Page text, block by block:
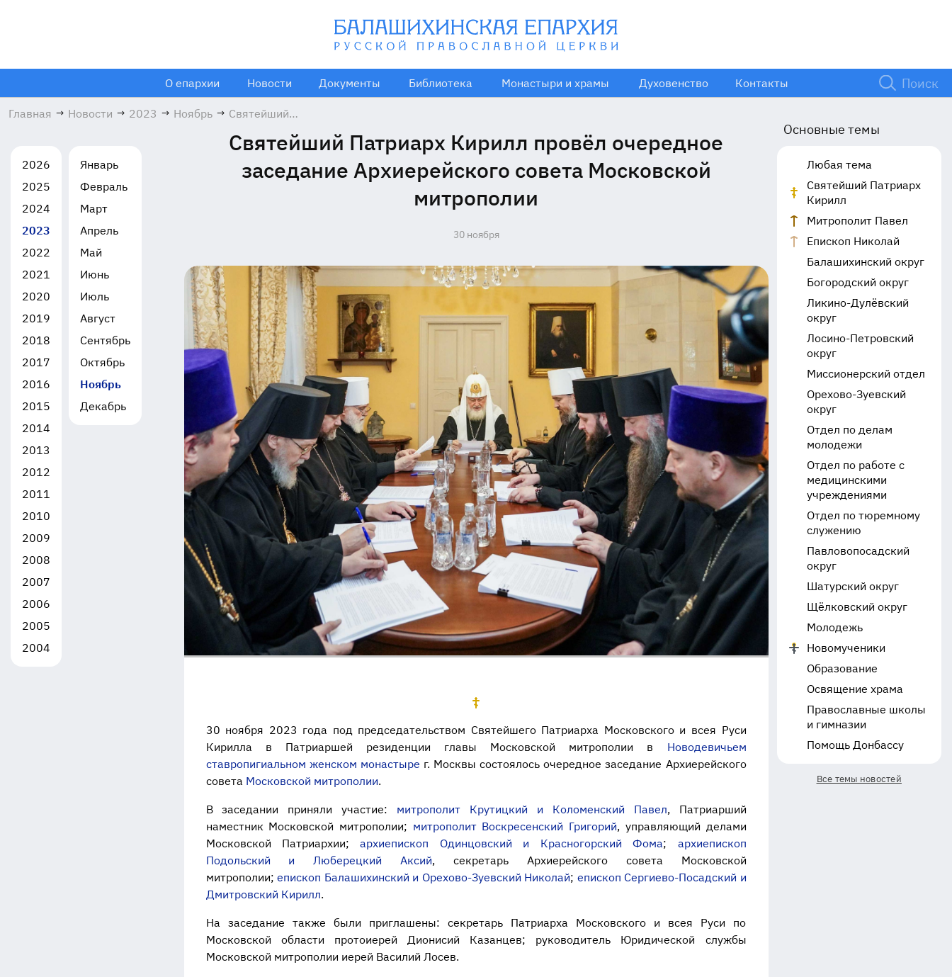
О епархии Новости Документы Библиотека Монастыри и храмы Духовенство Контакты
Главная → Новости → 2023 → Ноябрь → Святейший
провёл
заседание
2026
2025
2024
2023
2022
2021
2020
2019
2018
2017
2016
2015
2014
2013
2012
2011
2010
2009
2008
2007
2006
2005
2004
Январь
Февраль
Март
Апрель
Май
Июнь
Июль
Август
Сентябрь
Октябрь
Ноябрь
Декабрь
Святейший Патриарх Кирилл провёл очередное
заседание Архиерейского совета Московской
митрополии
30 ноября
30 ноября 2023 года под председательством Святейшего Патриарха Московского и всея Руси
Кирилла в Патриаршей резиденции главы Московской митрополии в Новодевичьем
ставропигиальном женском монастыре г. Москвы состоялось очередное заседание Архиерейского
совета Московской митрополии.
В заседании приняли участие: митрополит Крутицкий и Коломенский Павел, Патриарший
наместник Московской митрополии; митрополит Воскресенский Григорий, управляющий делами
Московской Патриархии;архиепископ Одинцовский и Красногорский Фома; архиепископ
Подольский и Люберецкий Аксий, секретарь Архиерейского совета Московской
митрополии; епископ Балашихинский и Орехово-Зуевский Николай; епископ Сергиево-Посадский и
Дмитровский Кирилл.
На заседание также были приглашены: секретарь Патриарха Московского и всея Руси по
Московской области протоиерей Дионисий Казанцев; руководитель Юридической службы
Московской митрополии иерей Василий Лосев.
Основные темы
Любая тема
Святейший Патриарх
Кирилл
Митрополит Павел
Епископ Николай
Балашихинский округ
Богородский округ
Ликино-Дулёвский
округ
Лосино-Петровский
округ
Миссионерский отдел
Орехово-Зуевский
округ
Отдел по делам
молодежи
Отдел по работе с
медицинскими
учреждениями
Отдел по тюремному
служению
Павловопосадский
округ
Шатурский округ
Щёлковский округ
Молодежь
Новомученики
Образование
Освящение храма
Православные школы
и гимназии
Помощь Донбассу
Все темы новостей